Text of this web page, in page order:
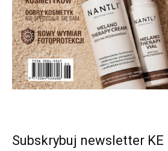
Subskrybuj newsletter KE